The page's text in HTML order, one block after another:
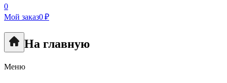
0
Мой заказ0 ₽
На главную
Меню